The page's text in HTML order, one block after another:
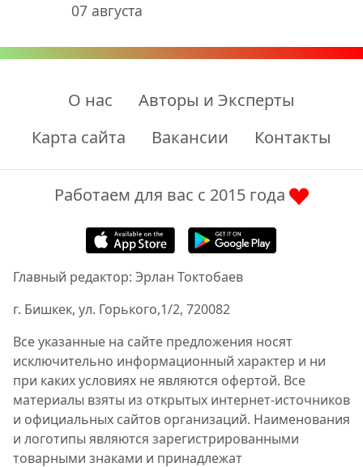
07 августа
О нас
Авторы и Эксперты
Карта сайта
Вакансии Контакты
Работаем для вас с 2015 года
Главный редактор: Эрлан Токтобаев
г. Бишкек, ул. Горького,1/2, 720082
Все указанные на сайте предложения носят
исключительно информационный характер и ни
при каких условиях не являются офертой. Все
материалы взяты из открытых интернет-источников
и официальных сайтов организаций. Наименования
и логотипы являются зарегистрированными
товарными знаками и принадлежат